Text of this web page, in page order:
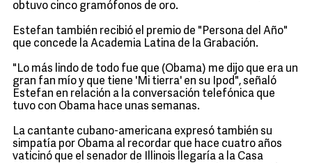
obtuvo cinco gramófonos de oro.
Estefan también recibió el premio de "Persona del Año"
que concede la Academia Latina de la Grabación.
"Lo más lindo de todo fue que (Obama) me dijo que era un
gran fan mío y que tiene 'Mi tierra' en su Ipod", señaló
Estefan en relación a la conversación telefónica que
tuvo con Obama hace unas semanas.
La cantante cubano-americana expresó también su
simpatía por Obama al recordar que hace cuatro años
vaticinó que el senador de Illinois llegaría a la Casa